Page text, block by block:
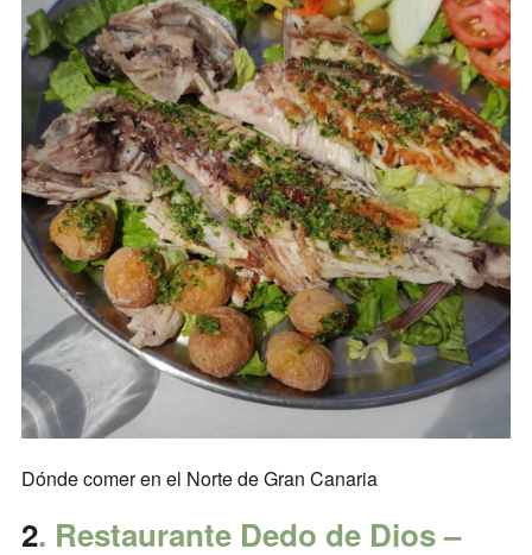
Dónde comer en el Norte de Gran Canaria
2. Restaurante Dedo de Dios –